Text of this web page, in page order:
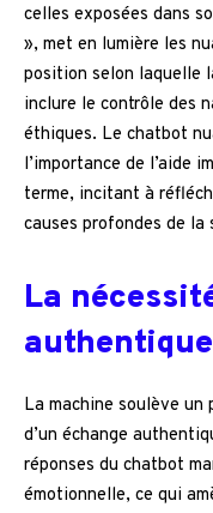
celles exposées dans
», met en lumière les
position selon laquelle
inclure le contrôle des
éthiques. Le chatbot
l’importance de l’aide
terme, incitant à
causes profondes de la
La
authentique
La machine soulève un
d’un échange
réponses du chatbot
émotionnelle, ce qui